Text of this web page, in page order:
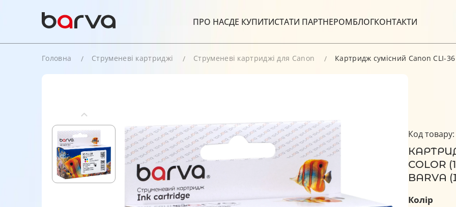
ПРО НАСДЕ КУПИТИСТАТИ ПАРТНЕРОМБЛОГКОНТАКТИ
Головна Струменеві картриджі Струменеві картриджі для Canon Картридж сумісний Canon CLI-
Код
COLOR
BARVA
Колір